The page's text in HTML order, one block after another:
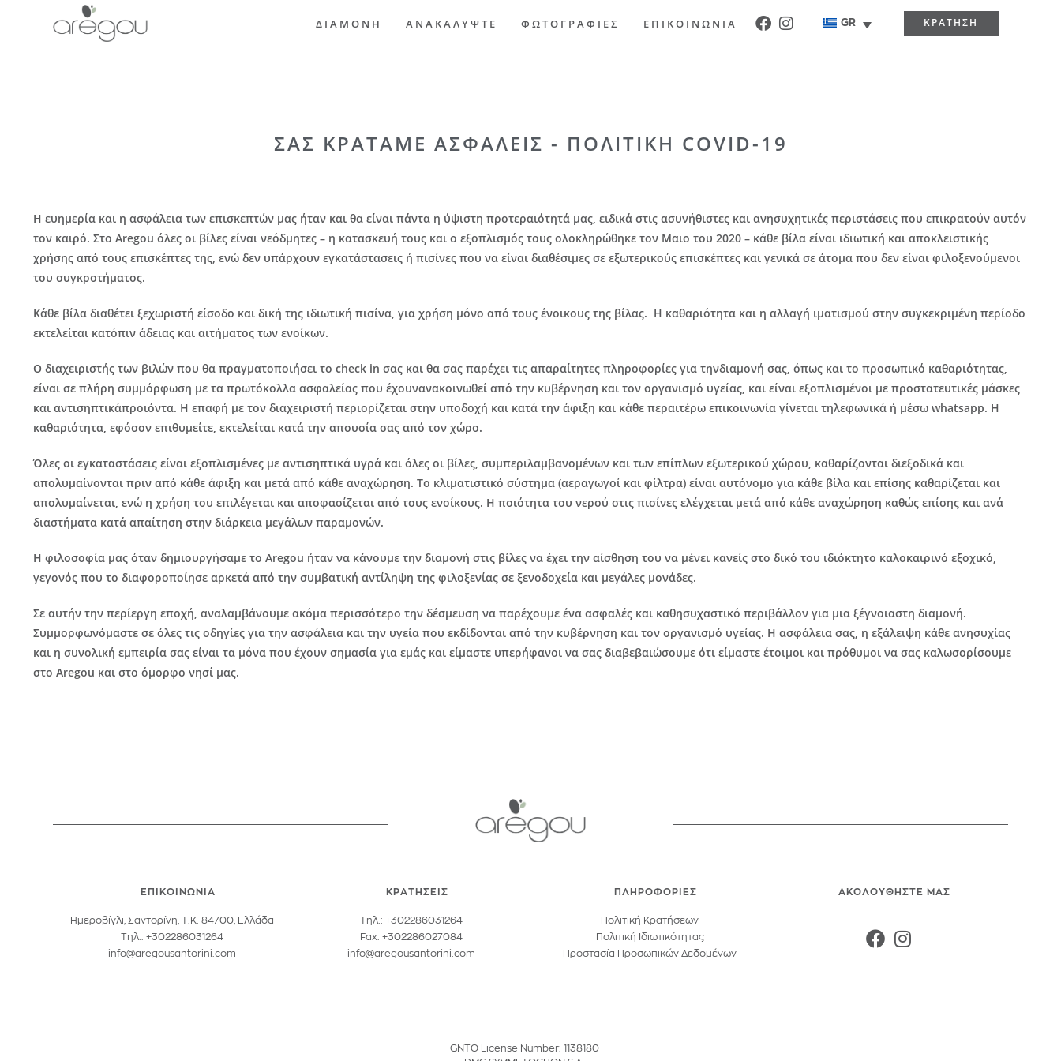
GR ΚΡΑΤΗΣΗ
ΔΙΑΜΟΝΗ ΑΝΑΚΑΛΥΨΤΕ ΦΩΤΟΓΡΑΦΙΕΣ ΕΠΙΚΟΙΝΩΝΙΑ
ΣΑΣ ΚΡΑΤΑΜΕ ΑΣΦΑΛΕΙΣ - ΠΟΛΙΤΙΚΗ COVID-19
Η ευημερία και η ασφάλεια των επισκεπτών μας ήταν και θα είναι πάντα η ύψιστη προτεραιότητά μας, ειδικά στις ασυνήθιστες και ανησυχητικές περιστάσεις που επικρατούν αυτόν
τον καιρό. Στο Aregou όλες οι βίλες είναι νεόδμητες – η κατασκευή τους και ο εξοπλισμός τους ολοκληρώθηκε τον Μαιο του 2020 – κάθε βίλα είναι ιδιωτική και αποκλειστικής
χρήσης από τους επισκέπτες της, ενώ δεν υπάρχουν εγκατάστασεις ή πισίνες που να είναι διαθέσιμες σε εξωτερικούς επισκέπτες και γενικά σε άτομα που δεν είναι φιλοξενούμενοι
του συγκροτήματος.
Κάθε βίλα διαθέτει ξεχωριστή είσοδο και δική της ιδιωτική πισίνα, για χρήση μόνο από τους ένοικους της βίλας. Η καθαριότητα και η αλλαγή ιματισμού στην συγκεκριμένη περίοδο
εκτελείται κατόπιν άδειας και αιτήματος των ενοίκων.
Ο διαχειριστής των βιλών που θα πραγματοποιήσει το check in σας και θα σας παρέχει τις απαραίτητες πληροφορίες για τηνδιαμονή σας, όπως και το προσωπικό καθαριότητας,
είναι σε πλήρη συμμόρφωση με τα πρωτόκολλα ασφαλείας που έχουνανακοινωθεί από την κυβέρνηση και τον οργανισμό υγείας, και είναι εξοπλισμένοι με προστατευτικές μάσκες
και αντισηπτικάπροιόντα. Η επαφή με τον διαχειριστή περιορίζεται στην υποδοχή και κατά την άφιξη και κάθε περαιτέρω επικοινωνία γίνεται τηλεφωνικά ή μέσω whatsapp. Η
καθαριότητα, εφόσον επιθυμείτε, εκτελείται κατά την απουσία σας από τον χώρο.
Όλες οι εγκαταστάσεις είναι εξοπλισμένες με αντισηπτικά υγρά και όλες οι βίλες, συμπεριλαμβανομένων και των επίπλων εξωτερικού χώρου, καθαρίζονται διεξοδικά και
απολυμαίνονται πριν από κάθε άφιξη και μετά από κάθε αναχώρηση. Το κλιματιστικό σύστημα (αεραγωγοί και φίλτρα) είναι αυτόνομο για κάθε βίλα και επίσης καθαρίζεται και
απολυμαίνεται, ενώ η χρήση του επιλέγεται και αποφασίζεται από τους ενοίκους. Η ποιότητα του νερού στις πισίνες ελέγχεται μετά από κάθε αναχώρηση καθώς επίσης και ανά
διαστήματα κατά απαίτηση στην διάρκεια μεγάλων παραμονών.
Η φιλοσοφία μας όταν δημιουργήσαμε το Aregou ήταν να κάνουμε την διαμονή στις βίλες να έχει την αίσθηση του να μένει κανείς στο δικό του ιδιόκτητο καλοκαιρινό εξοχικό,
γεγονός που το διαφοροποίησε αρκετά από την συμβατική αντίληψη της φιλοξενίας σε ξενοδοχεία και μεγάλες μονάδες.
Σε αυτήν την περίεργη εποχή, αναλαμβάνουμε ακόμα περισσότερο την δέσμευση να παρέχουμε ένα ασφαλές και καθησυχαστικό περιβάλλον για μια ξέγνοιαστη διαμονή.
Συμμορφωνόμαστε σε όλες τις οδηγίες για την ασφάλεια και την υγεία που εκδίδονται από την κυβέρνηση και τον οργανισμό υγείας. Η ασφάλεια σας, η εξάλειψη κάθε ανησυχίας
και η συνολική εμπειρία σας είναι τα μόνα που έχουν σημασία για εμάς και είμαστε υπερήφανοι να σας διαβεβαιώσουμε ότι είμαστε έτοιμοι και πρόθυμοι να σας καλωσορίσουμε
στο Aregou και στο όμορφο νησί μας.
ΕΠΙΚΟΙΝΩΝΙΑ
Ημεροβίγλι, Σαντορίνη, Τ.Κ. 84700, Ελλάδα
Tηλ.: +302286031264
info@aregousantorini.com
ΚΡΑΤΗΣΕΙΣ
Τηλ.: +302286031264
Fax: +302286027084
info@aregousantorini.com
ΠΛΗΡΟΦΟΡΙΕΣ
Πολιτική Κρατήσεων
Πολιτική Ιδιωτικότητας
Προστασία Προσωπικών Δεδομένων
ΑΚΟΛΟΥΘΗΣΤΕ ΜΑΣ
GNTO License Number: 1138180